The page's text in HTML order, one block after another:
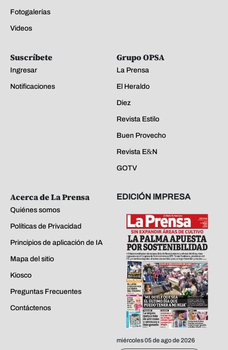
Fotogalerías
Videos
Suscríbete
Ingresar
Notificaciones
Grupo OPSA
La Prensa
El Heraldo
Diez
Revista Estilo
Buen Provecho
Revista E&N
GOTV
Acerca de La Prensa
Quiénes somos
Políticas de Privacidad
Principios de aplicación de IA
Mapa del sitio
Kiosco
Preguntas Frecuentes
Contáctenos
EDICIÓN IMPRESA
miércoles 05 de ago de 2026